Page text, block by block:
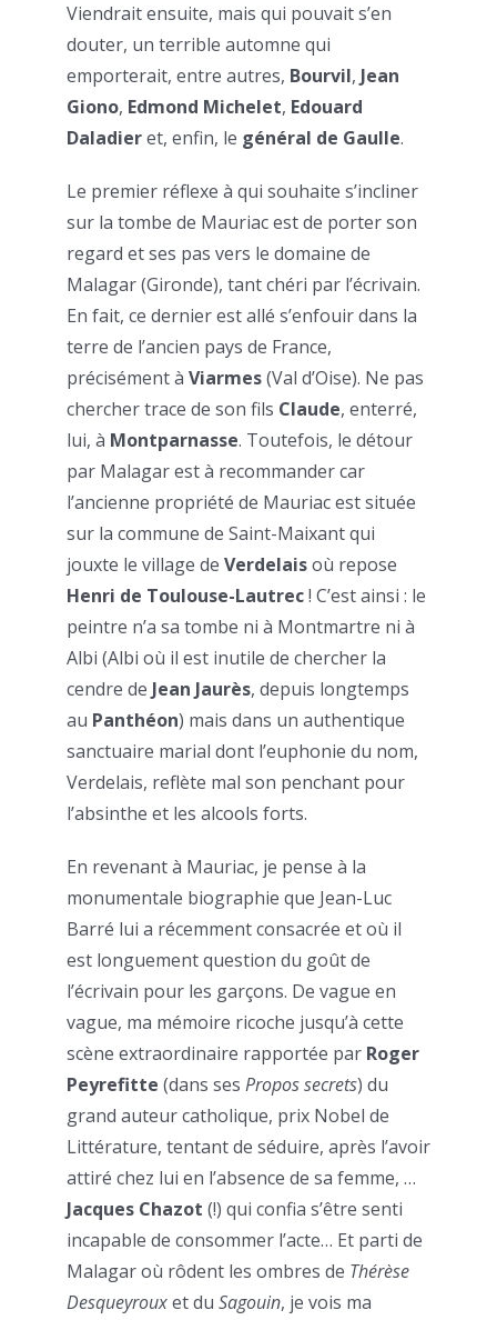
Viendrait ensuite, mais qui pouvait s’en
douter, un terrible automne qui
emporterait, entre autres, Bourvil, Jean
Giono, Edmond Michelet, Edouard
Daladieret, enfin, le général de Gaulle.
Le premier réflexe à qui souhaite s’incliner
sur la tombe de Mauriac est de porter son
regard et ses pas vers le domaine de
Malagar (Gironde), tant chéri par l’écrivain.
En fait, ce dernier est allé s’enfouir dans la
terre de l’ancien pays de France,
précisément à Viarmes(Val d’Oise). Ne pas
chercher trace de son fils Claude, enterré,
lui, à Montparnasse. Toutefois, le détour
par Malagar est à recommander car
l’ancienne propriété de Mauriac est située
sur la commune de Saint-Maixant qui
jouxte le village de Verdelaisoù repose
Henri de Toulouse-Lautrec! C’est ainsi : le
peintre n’a sa tombe ni à Montmartre ni à
Albi (Albi où il est inutile de chercher la
cendre de Jean Jaurès, depuis longtemps
au Panthéon) mais dans un authentique
sanctuaire marial dont l’euphonie du nom,
Verdelais, reflète mal son penchant pour
l’absinthe et les alcools forts.
En revenant à Mauriac, je pense à la
monumentale biographie que Jean-Luc
Barré lui a récemment consacrée et où il
est longuement question du goût de
l’écrivain pour les garçons. De vague en
vague, ma mémoire ricoche jusqu’à cette
scène extraordinaire rapportée par Roger
Peyrefitte (dans ses Propos secrets) du
grand auteur catholique, prix Nobel de
Littérature, tentant de séduire, après l’avoir
attiré chez lui en l’absence de sa femme, …
Jacques Chazot (!) qui confia s’être senti
incapable de consommer l’acte… Et parti de
Malagar où rôdent les ombres de Thérèse
Desqueyrouxet du Sagouin, je vois ma